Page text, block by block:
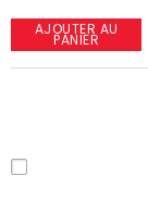
AJOUTER AU
PANIER